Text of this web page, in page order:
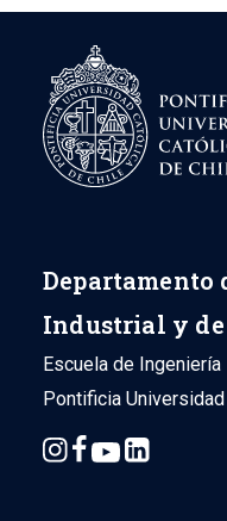
Departamento
Industrial y de
Escuela de Ingeniería
Pontificia